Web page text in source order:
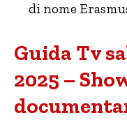
di nome
Guida Tv
2025 –